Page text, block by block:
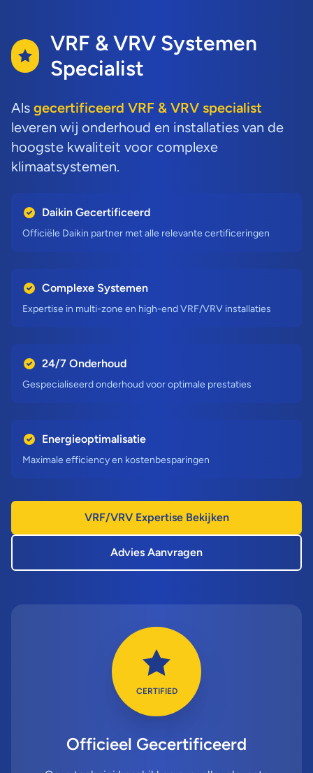
VRF & VRV Systemen
Specialist
Als gecertificeerd VRF & VRV specialist
leveren wij onderhoud en installaties van de
hoogste kwaliteit voor complexe
klimaatsystemen.
Daikin Gecertificeerd
Officiële Daikin partner met alle relevante certificeringen
Complexe Systemen
Expertise in multi-zone en high-end VRF/VRV installaties
24/7 Onderhoud
Gespecialiseerd onderhoud voor optimale prestaties
Energieoptimalisatie
Maximale efficiency en kostenbesparingen
VRF/VRV Expertise Bekijken
Advies Aanvragen
CERTIFIED
Officieel Gecertificeerd